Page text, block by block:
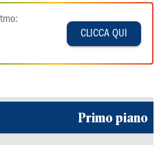
CLICCA QUI
Primo piano